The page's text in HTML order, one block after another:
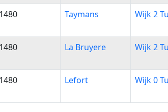
1480 Taymans Wijk 2
1480 La Bruyere Wijk 2
1480 Lefort Wijk 0